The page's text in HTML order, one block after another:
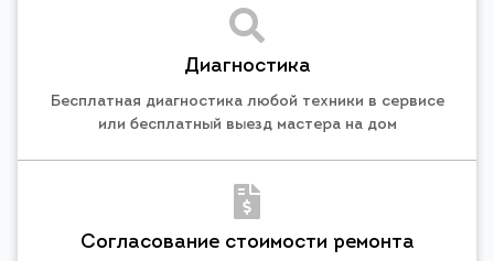
Диагностика
Бесплатная диагностика любой техники в сервисе
или бесплатный выезд мастера на дом
Согласование стоимости ремонта